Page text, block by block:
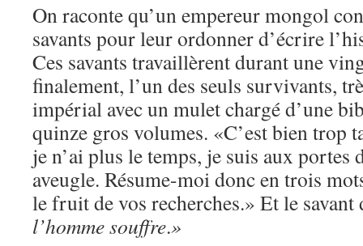
On raconte qu’un empereur mongol
savants pour leur ordonner d’écrire
Ces savants travaillèrent durant une
finalement, l’un des seuls survivants,
impérial avec un mulet chargé d’une
quinze gros volumes. «C’est bien trop
je n’ai plus le temps, je suis aux portes
aveugle. Résume-moi donc en trois
le fruit de vos recherches.» Et le
l’homme souffre.»